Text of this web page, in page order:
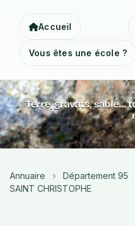
Accueil
Vous êtes une école ?
Annuaire › Département 95
SAINT CHRISTOPHE